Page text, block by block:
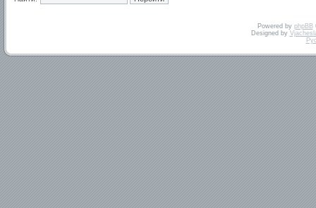
Powered by phpBB
Designed by